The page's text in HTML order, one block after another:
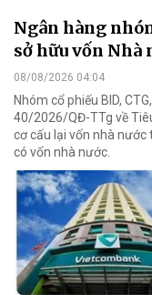
Ngân hàng
sở hữu vốn Nhà
08/08/2026 04:04
Nhóm cổ phiếu BID,
40/2026/QĐ-TTg về
cơ cấu lại vốn nhà nước
có vốn nhà nước.